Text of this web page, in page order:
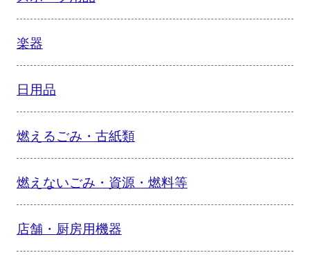
楽器
日用品
燃えるごみ・古紙類
燃えないごみ・資源・燃料等
店舗・厨房用機器